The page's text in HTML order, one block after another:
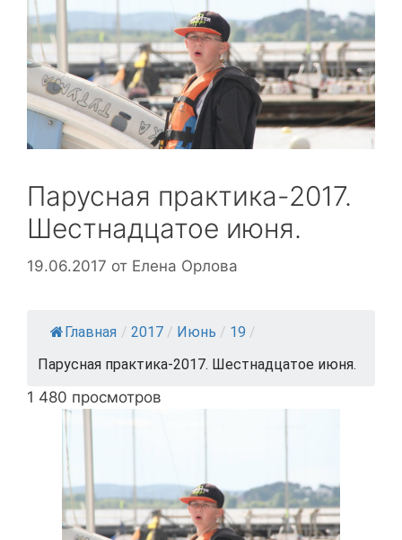
Парусная практика-2017.
Шестнадцатое июня.
19.06.2017 от Елена Орлова
Главная / 2017 / Июнь / 19 /
Парусная практика-2017. Шестнадцатое июня.
1 480 просмотров